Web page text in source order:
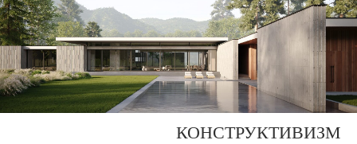
КОНСТРУКТИВИЗМ